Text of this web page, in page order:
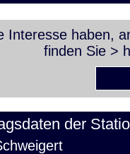
Interesse haben,
finden Sie >
der